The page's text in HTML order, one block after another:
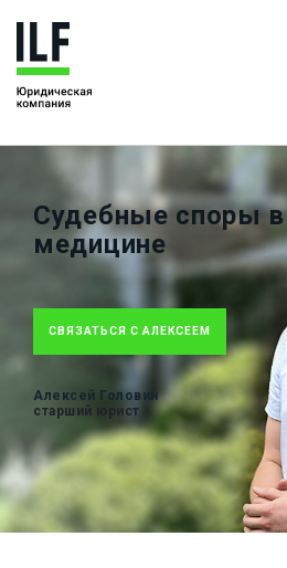
Судебные споры в
медицине
СВЯЗАТЬСЯ С АЛЕКСЕЕМ
Алексей Головин
старший юрист